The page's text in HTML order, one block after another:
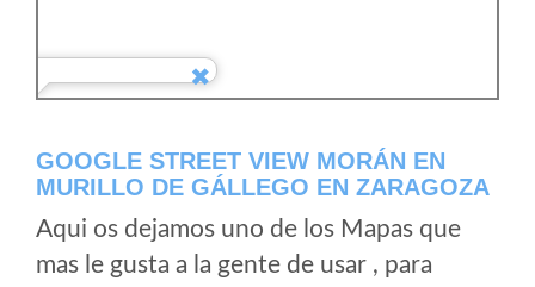
GOOGLE STREET VIEW MORÁN EN
MURILLO DE GÁLLEGO EN ZARAGOZA
Aqui os dejamos uno de los Mapas que
mas le gusta a la gente de usar , para